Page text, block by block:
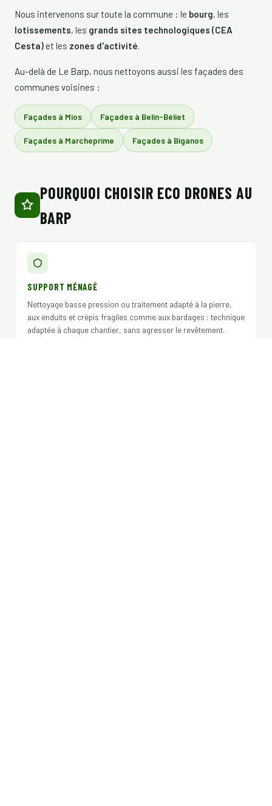
Nous intervenons sur toute la commune : le bourg, les
lotissements, les grands sites technologiques (CEA
Cesta)et les zones d'activité.
Au-delà de Le Barp, nous nettoyons aussi les façades des
communes voisines :
Façades à Mios Façades à Belin-Béliet
Façades à Marcheprime Façades à Biganos
POURQUOI CHOISIR ECO DRONES AU
BARP
SUPPORT MÉNAGÉ
Nettoyage basse pression ou traitement adapté à la pierre,
aux enduits et crépis fragiles comme aux bardages : technique
adaptée à chaque chantier, sans agresser le revêtement.